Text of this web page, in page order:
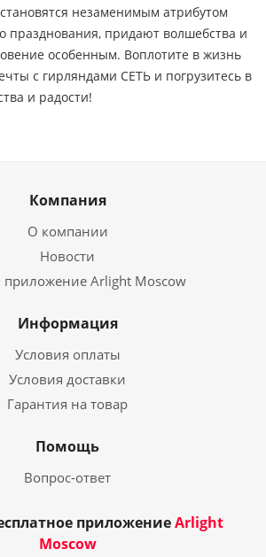
незаменимым атрибутом
празднования, придают волшебства и
особенным. Воплотите в жизнь
с гирляндами СЕТЬ и погрузитесь в
и радости!
Компания
О компании
Новости
приложение Arlight Moscow
Информация
Условия оплаты
Условия доставки
Гарантия на товар
Помощь
Вопрос-ответ
приложениеArlight
Moscow